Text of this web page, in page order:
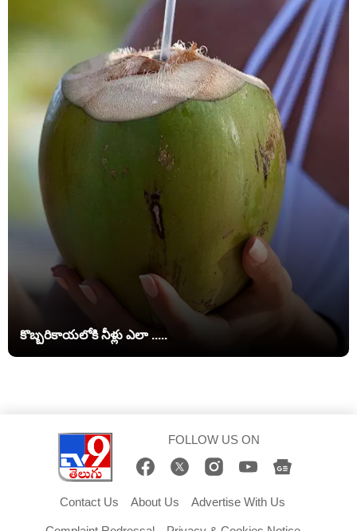
కొబ్బరికాయలోకి నీళ్లు ఎలా .....
FOLLOW US ON
Contact Us About Us Advertise With Us